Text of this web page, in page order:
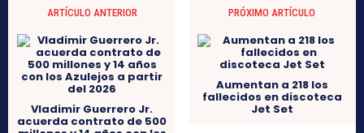
ARTÍCULO ANTERIOR
Vladimir Guerrero Jr.
acuerda contrato de 500
PRÓXIMO ARTÍCULO
Aumentan a 218 los
fallecidos en discoteca
Jet Set